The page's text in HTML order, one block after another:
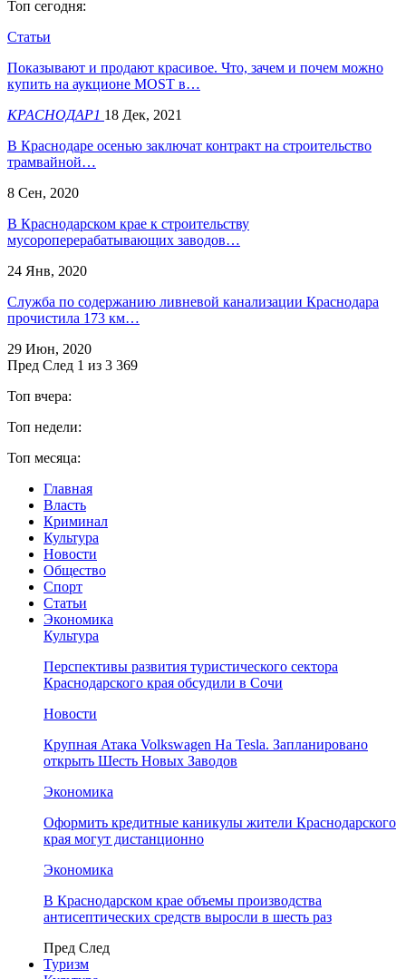
Топ сегодня:
Статьи
Показывают и продают красивое. Что, зачем и почем можно
купить на аукционе MOST в…
КРАСНОДАР1 18 Дек, 2021
В Краснодаре осенью заключат контракт на строительство
трамвайной…
8 Сен, 2020
В Краснодарском крае к строительству
мусороперерабатывающих заводов…
24 Янв, 2020
Служба по содержанию ливневой канализации Краснодара
прочистила 173 км…
29 Июн, 2020
Пред След 1 из 3 369
Топ вчера:
Топ недели:
Топ месяца:
Главная
Власть
Криминал
Культура
Новости
Общество
Спорт
Статьи
Экономика
Культура
Перспективы развития туристического сектора
Краснодарского края обсудили в Сочи
Новости
Крупная Атака Volkswagen На Tesla. Запланировано
открыть Шесть Новых Заводов
Экономика
Оформить кредитные каникулы жители Краснодарского
края могут дистанционно
Экономика
В Краснодарском крае объемы производства
антисептических средств выросли в шесть раз
Пред След
Туризм